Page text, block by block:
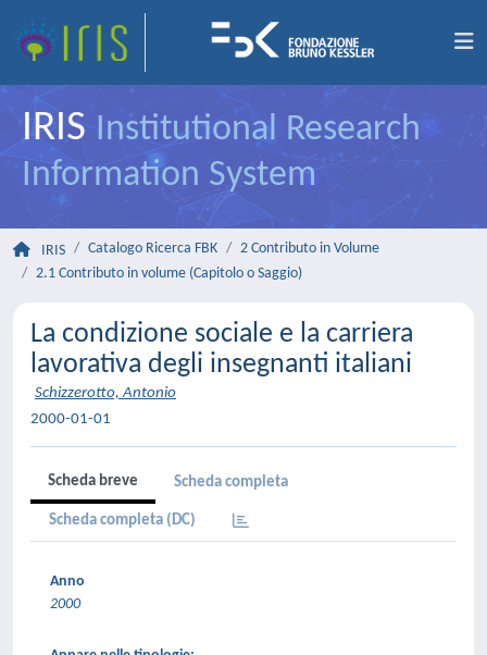
IRIS Institutional Research
Information System
IRIS Catalogo Ricerca FBK
2 Contributo in Volume
2.1 Contributo in volume (Capitolo o Saggio)
La condizione sociale e la carriera
lavorativa degli insegnanti italiani
Schizzerotto, Antonio
2000-01-01
Scheda breve Scheda completa
Scheda completa (DC)
Anno
2000